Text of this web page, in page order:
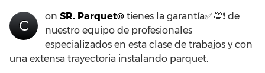
C
on SR. Parquet® tienes la garantía✅💯❗ de
nuestro equipo de profesionales
especializados en esta clase de trabajos y con
una extensa trayectoria instalando parquet.